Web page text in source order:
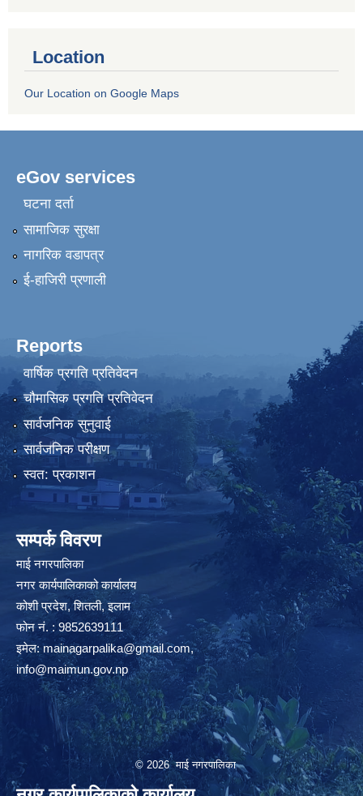
Location
Our Location on Google Maps
eGov services
घटना दर्ता
सामाजिक सुरक्षा
नागरिक वडापत्र
ई-हाजिरी प्रणाली
Reports
वार्षिक प्रगति प्रतिवेदन
चौमासिक प्रगति प्रतिवेदन
सार्वजनिक सुनुवाई
सार्वजनिक परीक्षण
स्वत: प्रकाशन
सम्पर्क विवरण
माई नगरपालिका
नगर कार्यपालिकाको कार्यालय
कोशी प्रदेश, शितली, इलाम
फोन नं. : 9852639111
इमेल:mainagarpalika@gmail.com,
info@maimun.gov.np
© 2026 माई नगरपालिका